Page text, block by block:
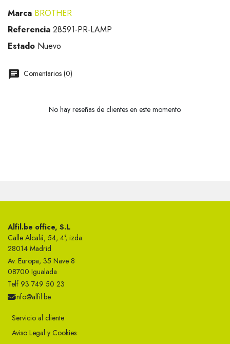
Marca BROTHER
Referencia 28591-PR-LAMP
Estado Nuevo
Comentarios (0)
No hay reseñas de clientes en este momento.
Alfil.be office, S.L
Calle Alcalá, 54, 4°, izda.
28014 Madrid
Av. Europa, 35 Nave 8
08700 Igualada
Telf 93 749 50 23
info@alfil.be
Servicio al cliente
Aviso Legal y Cookies